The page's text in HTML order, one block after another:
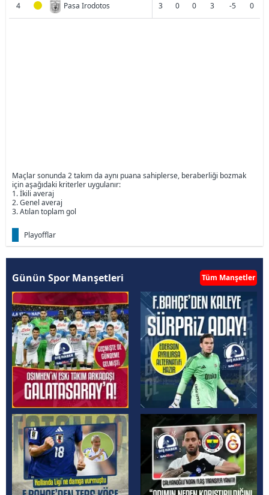
4 Pasa Irodotos 3 0 0 3 -5 0
Maçlar sonunda 2 takım da aynı puana sahiplerse, beraberliği bozmak
için aşağıdaki kriterler uygulanır:
1. İkili averaj
2. Genel averaj
3. Atılan toplam gol
Playofflar
Günün Spor Manşetleri Tüm Manşetler